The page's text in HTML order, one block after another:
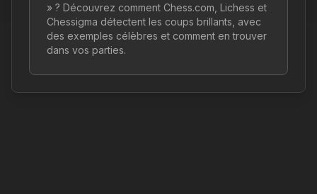
» ? Découvrez comment Chess.com, Lichess et
Chessigma détectent les coups brillants, avec
des exemples célèbres et comment en trouver
dans vos parties.